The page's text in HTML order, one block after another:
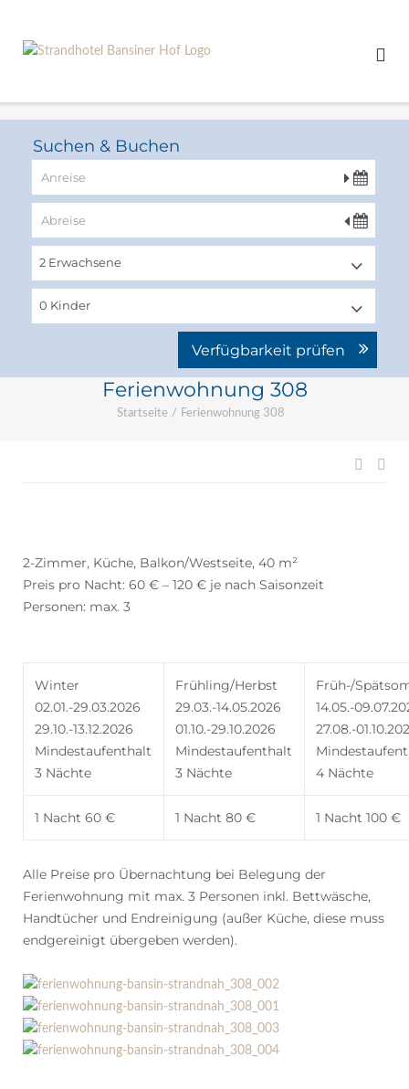
Suchen & Buchen
Verfügbarkeit prüfen
Ferienwohnung 308
Startseite / Ferienwohnung 308
2-Zimmer, Küche, Balkon/Westseite, 40 m²
Preis pro Nacht: 60 € – 120 € je nach Saisonzeit
Personen: max. 3
Winter
02.01.-29.03.2026
29.10.-13.12.2026
Mindestaufenthalt
3 Nächte
Frühling/Herbst
29.03.-14.05.2026
01.10.-29.10.2026
Mindestaufenthalt
3 Nächte
Früh-/
14.05.-
27.08.-
4 Nächte
1 Nacht 60 € 1 Nacht 80 € 1 Nacht 100 €
Alle Preise pro Übernachtung bei Belegung der
Ferienwohnung mit max. 3 Personen inkl. Bettwäsche,
Handtücher und Endreinigung (außer Küche, diese muss
endgereinigt übergeben werden).